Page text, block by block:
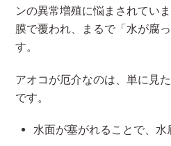
ンの異常増殖に悩まされてい
膜で覆われ、まるで「水が腐
す。
アオコが厄介なのは、単に見
です。
水面が塞がれることで、